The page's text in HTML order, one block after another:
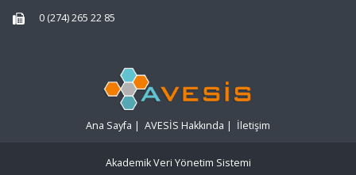
0 (274) 265 22 85
Ana Sayfa | AVESİS Hakkında | İletişim
Akademik Veri Yönetim Sistemi